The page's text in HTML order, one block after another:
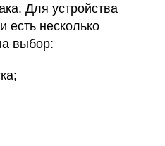
Для устройства
есть несколько
выбор: